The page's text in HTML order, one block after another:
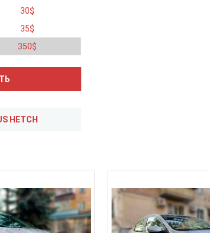
30$
35$
350$
HETCH